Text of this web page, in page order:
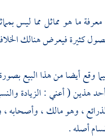
معرفة ما هو مماثل مما ليس
كثيرة فيعرض هنالك
وقع أيضا من هذا البيع
هذين ( أعني : الزيادة
، وهومالك، وأصحابه ،
أصله .